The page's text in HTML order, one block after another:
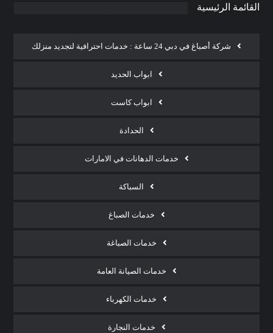
القائمة الرئيسية
شركة أصباغ في دبي 24 ساعة : خدمات احترافية لتجديد منزلك
ابواب الحديد
ابواب كاست
الحدادة
خدمات الدهانات في الامارات
السباكة
خدمات الصباغ
خدمات الصباغة
خدمات الصيانة العامة
خدمات الكهرباء
خدمات النجارة